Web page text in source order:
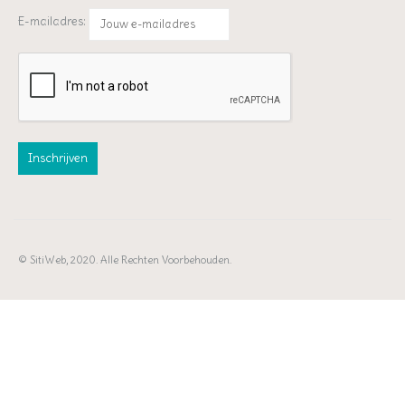
E-mailadres:
© SitiWeb, 2020. Alle Rechten Voorbehouden.